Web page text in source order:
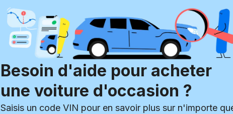
Besoin d'aide pour acheter
une voiture d'occasion ?
Saisis un code VIN pour en savoir plus sur n'importe